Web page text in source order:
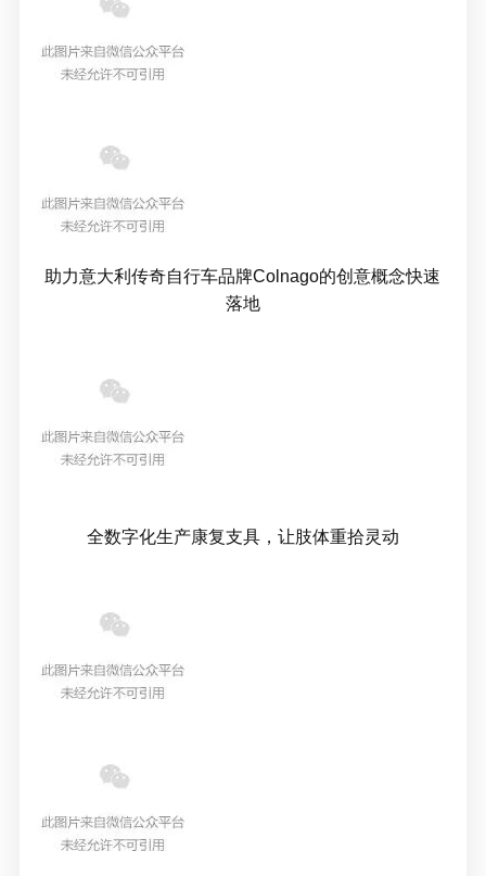
助力意大利传奇自行车品牌Colnago的创意概念快速
落地
全数字化生产康复支具，让肢体重拾灵动